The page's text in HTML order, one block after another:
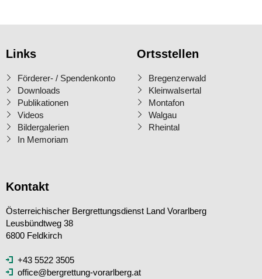
Links
Förderer- / Spendenkonto
Downloads
Publikationen
Videos
Bildergalerien
In Memoriam
Ortsstellen
Bregenzerwald
Kleinwalsertal
Montafon
Walgau
Rheintal
Kontakt
Österreichischer Bergrettungsdienst Land Vorarlberg
Leusbündtweg 38
6800 Feldkirch
+43 5522 3505
office@bergrettung-vorarlberg.at